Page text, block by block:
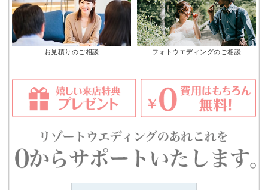
お見積りのご相談 フォトウエディングのご相談